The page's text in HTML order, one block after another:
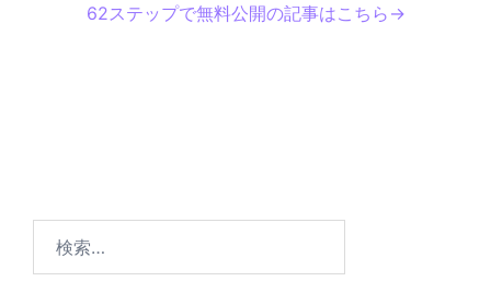
62ステップで無料公開の記事はこちら→